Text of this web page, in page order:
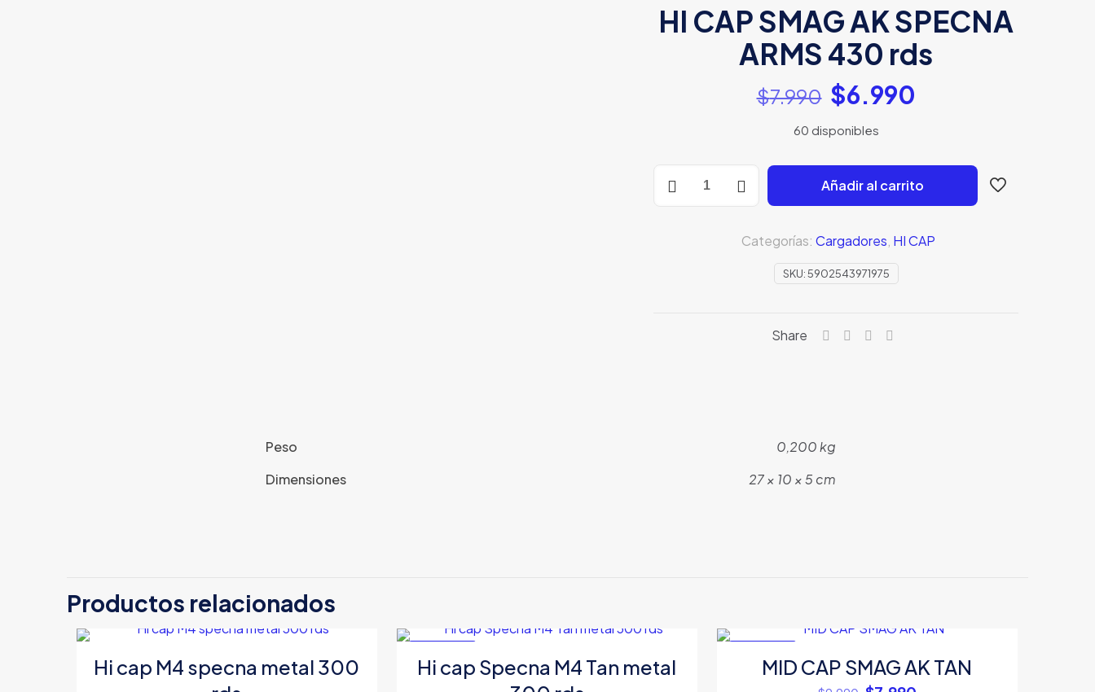
HI CAP SMAG AK SPECNA
ARMS 430 rds
$7.990 El
precio
original
era:
$7.990.
$6.990
es:
$6.990.
60 disponibles
CAP
Añadir al carrito
SKU:5902543971975
Categorías: Cargadores HI CAP
Share
Peso
0,200 kg
Dimensiones
27 × 10 × 5 cm
Productos relacionados
Hi cap M4 specna metal 300
Hi cap Specna M4 Tan metal
MID CAP SMAG AK TAN